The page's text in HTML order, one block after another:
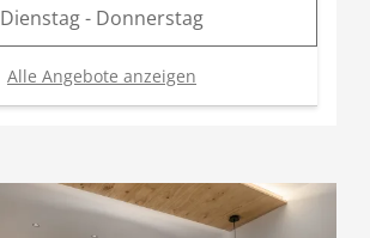
Dienstag - Donnerstag
Alle Angebote anzeigen